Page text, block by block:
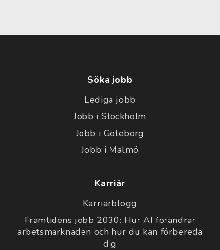
Söka jobb
Lediga jobb
Jobb i Stockholm
Jobb i Göteborg
Jobb i Malmö
Karriär
Karriärblogg
Framtidens jobb 2030: Hur AI förändrar
arbetsmarknaden och hur du kan förbereda
dig